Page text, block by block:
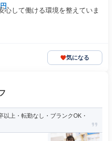
心して働ける環境を整えていま
気になる
上・転勤なし・ブランクOK・